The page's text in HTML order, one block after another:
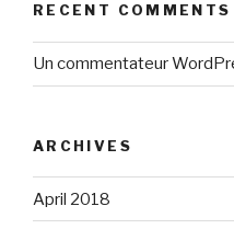
RECENT COMMENTS
Un commentateur
ARCHIVES
April 2018